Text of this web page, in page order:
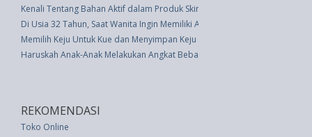
Kenali Tentang Bahan Aktif dalam Produk Skincare
Di Usia 32 Tahun, Saat Wanita Ingin Memiliki Anak
Memilih Keju Untuk Kue dan Menyimpan Keju yang Terbuka
Haruskah Anak-Anak Melakukan Angkat Beban Saat Latihan?
REKOMENDASI
Toko Online